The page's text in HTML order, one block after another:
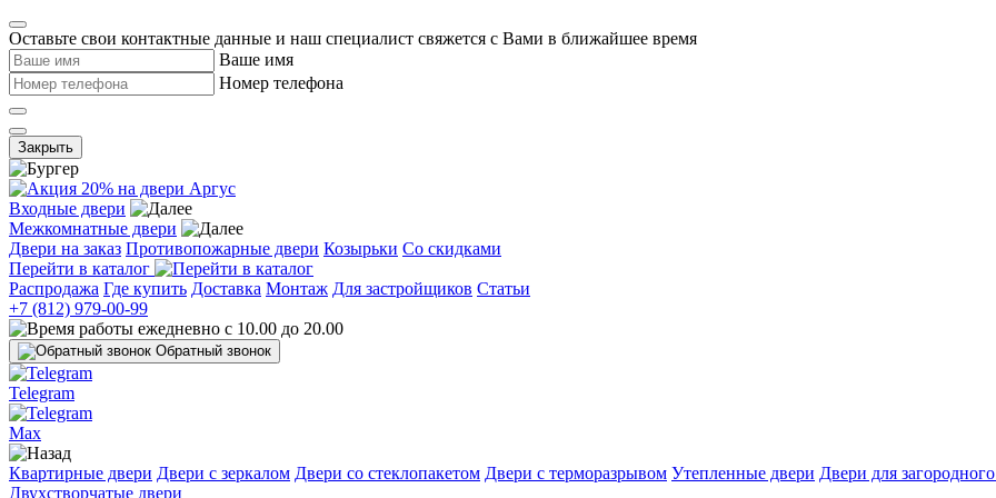
Оставьте свои контактные данные и наш специалист свяжется с Вами в ближайшее время
Ваше имя
Номер телефона
Закрыть
Входные двери
Межкомнатные двери
Двери на заказ Противопожарные двери Козырьки Со скидками
Перейти в каталог
Распродажа Где купить Доставка Монтаж Для застройщиков Статьи
+7 (812) 979-00-99
ежедневно с 10.00 до 20.00
Обратный звонок
Telegram
Max
Квартирные двери Двери с зеркалом Двери со стеклопакетом Двери с терморазрывом Утепленные двери Двери для
Двухстворчатые двери